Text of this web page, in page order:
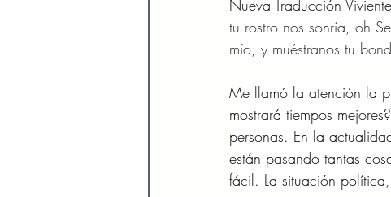
Nueva Traducción
tu rostro nos sonría, oh
mío, y muéstranos tu
Me llamó la atención la
mostrará tiempos
personas. En la
están pasando tantas
fácil. La situación